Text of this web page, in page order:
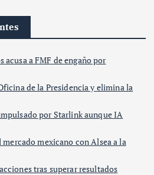
acusa a FMF de engaño por
de la Presidencia y elimina la
por Starlink aunque IA
mexicano con Alsea a la
tras superar resultados